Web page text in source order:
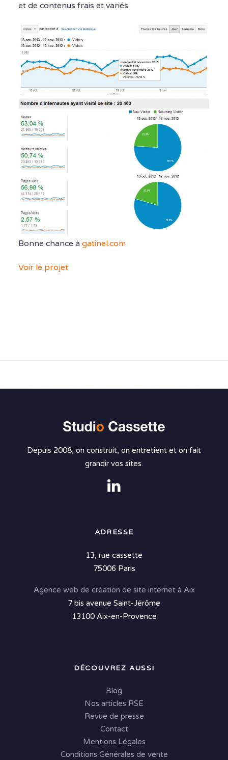
et de contenus frais et variés.
Bonne chance à gatinel.com
Voir le projet
Depuis 2008, on construit, on entretient et on fait
grandir vos sites.
ADRESSE
13, rue cassette
75006 Paris
Agence web de création de site internet à Aix
7 bis avenue Saint-Jérôme
13100 Aix-en-Provence
DÉCOUVREZ AUSSI
Blog
Nos articles RSE
Revue de presse
Contact
Mentions Légales
Conditions Générales de vente